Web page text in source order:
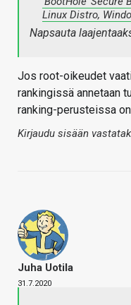
Linux Distro,
Napsauta
Jos root-oikeudet
rankingissä annetaan
ranking-perusteissa
Kirjaudu sisään
Juha Uotila
31.7.2020